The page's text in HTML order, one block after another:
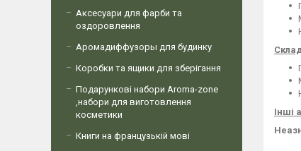
Інші
Аксесуари для фарби та
оздоровлення
Аромадиффузоры для будинку
Коробки та ящики для зберігання
Подарункові набори Aroma-zone
,набори для виготовлення
косметики
Книги на французькій мові